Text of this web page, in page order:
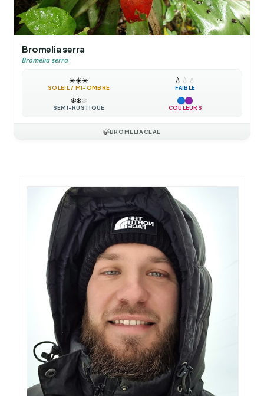
Bromelia serra
Bromelia serra
☀️☀️☀️
SOLEIL / MI-OMBRE
💧 💧 💧
FAIBLE
❄️❄️❄️
SEMI-RUSTIQUE COULEURS
🍃BROMELIACEAE